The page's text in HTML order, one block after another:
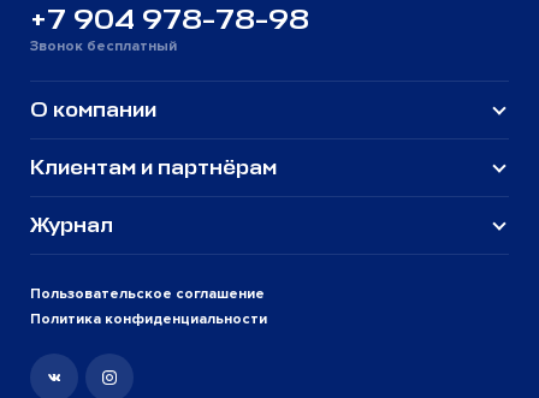
+7 904 978-78-98
Звонок бесплатный
Пользовательское соглашение
Политика конфиденциальности
О компании
Клиентам и партнёрам
Журнал